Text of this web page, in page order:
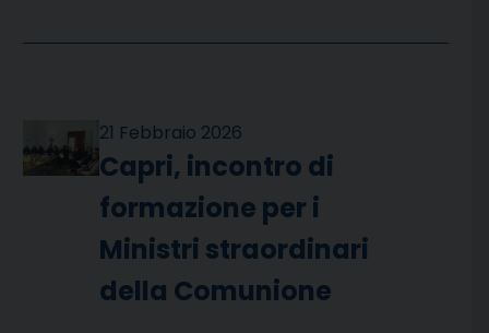
21 Febbraio 2026
Capri, incontro di
formazione per i
Ministri straordinari
della Comunione